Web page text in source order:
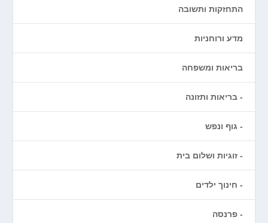
התחזקות ותשובה
מדע ורוחניות
בריאות ומשפחה
בריאות ותזונה
גוף ונפש
זוגיות ושלום בית
חינוך ילדים
פרנסה